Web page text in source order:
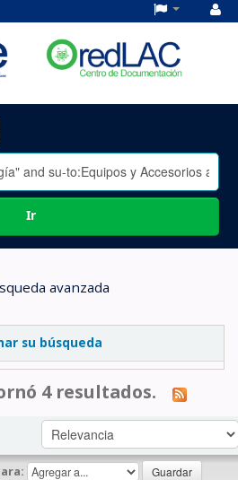
Ir
avanzada
su búsqueda
4 resultados.